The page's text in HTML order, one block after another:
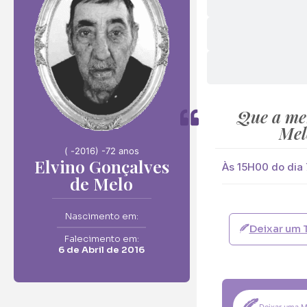
( -2016) -72 anos
Elvino Gonçalves
de Melo
Nascimento em:
Falecimento em:
6 de Abril de 2016
Que a
Às 15H00 do
Deixar um
O que deseja
Ramo de
Opção 6
Palma:
Cruz:
Pequena (€85)